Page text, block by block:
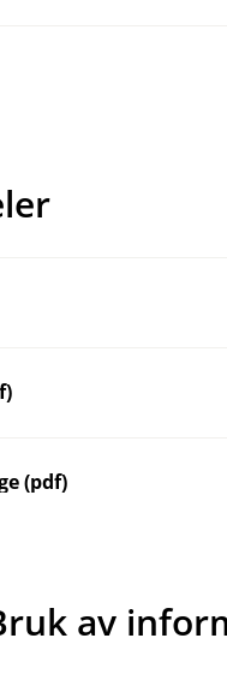
(pdf)
av